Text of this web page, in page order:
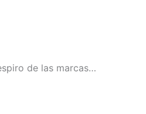
de las marcas…